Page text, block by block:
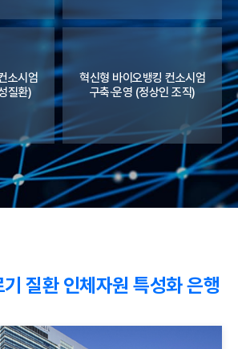
질환)
혁신형 바이오뱅킹 컨소시엄
구축·운영 (정상인 조직)
질환 인체자원 특성화 은행